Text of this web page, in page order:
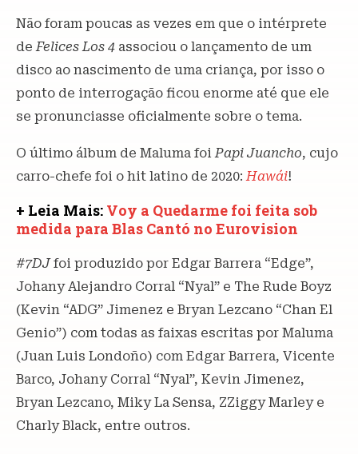
Não foram poucas as vezes em que o intérprete
deFelices Los 4 associou o lançamento de um
disco ao nascimento de uma criança, por isso o
ponto de interrogação ficou enorme até que ele
se pronunciasse oficialmente sobre o tema.
O último álbum de Maluma foiPapi Juancho, cujo
carro-chefe foi o hit latino de 2020:Hawái!
+ Leia Mais: Voy a Quedarme foi feita sob
medida para Blas Cantó no Eurovision
#7DJfoi produzido por Edgar Barrera “Edge”,
Johany Alejandro Corral “Nyal” e The Rude Boyz
(Kevin “ADG” Jimenez e Bryan Lezcano “Chan El
Genio”) com todas as faixas escritas por Maluma
(Juan Luis Londoño) com Edgar Barrera, Vicente
Barco, Johany Corral “Nyal”, Kevin Jimenez,
Bryan Lezcano, Miky La Sensa, ZZiggy Marley e
Charly Black, entre outros.